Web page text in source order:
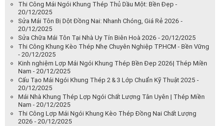
Thi Công Mái Ngói Khung Thép Thủ Dầu Một: Bền Đẹp -
20/12/2025
Sửa Mái Tôn Bị Dột Đồng Nai: Nhanh Chóng, Giá Rẻ 2026 -
20/12/2025
Sửa Chữa Mái Tôn Tại Nhà Uy Tín Biên Hoà 2026 - 20/12/2025
Thi Công Khung Kèo Thép Nhẹ Chuyên Nghiệp TP.HCM - Bền Vững
- 20/12/2025
Kinh nghiệm Lợp Mái Ngói Khung Thép Bền Đẹp 2026| Thép Miền
Nam - 20/12/2025
Cấu Tạo Mái Ngói Khung Thép 2 & 3 Lớp Chuẩn Kỹ Thuật 2025 -
20/12/2025
Mái Nhà Khung Thép Lợp Ngói Chất Lượng Tân Uyên | Thép Miền
Nam - 20/12/2025
Thi Công Lợp Mái Ngói Khung Kèo Thép Đồng Nai Chất Lượng
2026 - 20/12/2025